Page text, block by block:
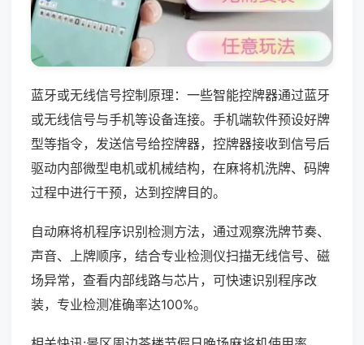
蓝牙或无线信号控制原理：一些智能控牌器通过蓝牙
或无线信号与手机等设备连接。手机端软件预设好牌
型等指令，发送信号给控牌器，控牌器接收到信号后
驱动内部微型电机或机械结构，在麻将机洗牌、码牌
过程中进行干预，达到控牌目的。
自动麻将机程序识别检测方法，通过观察洗牌节奏、
声音、上牌顺序，结合专业检测仪扫描无线信号、磁
场异常，查看内部线路与芯片，可快速识别程序改
装，专业检测准确率达100%。